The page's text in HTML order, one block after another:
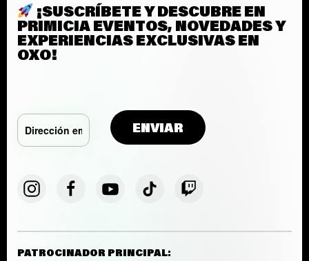
¡SUSCRÍBETE Y DESCUBRE EN
PRIMICIA EVENTOS, NOVEDADES Y
EXPERIENCIAS EXCLUSIVAS EN
OXO!
PATROCINADOR PRINCIPAL: